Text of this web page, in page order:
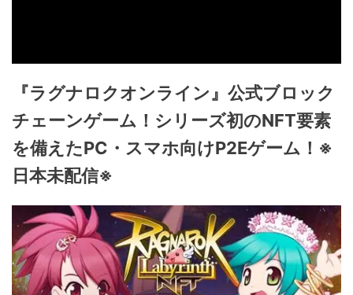
『ラグナロクオンライン』公式ブロック
チェーンゲーム！シリーズ初のNFT要素
を備えたPC・スマホ向けP2Eゲーム！※
日本未配信※